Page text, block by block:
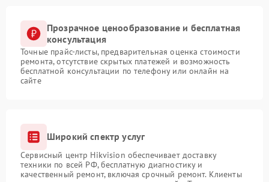
Прозрачное ценообразование и бесплатная
консультация
Точные прайс-листы, предварительная оценка стоимости
ремонта, отсутствие скрытых платежей и возможность
бесплатной консультации по телефону или онлайн на
сайте
Широкий спектр услуг
Сервисный центр Hikvision обеспечивает доставку
техники по всей РФ, бесплатную диагностику и
качественный ремонт, включая срочный ремонт. Клиенты